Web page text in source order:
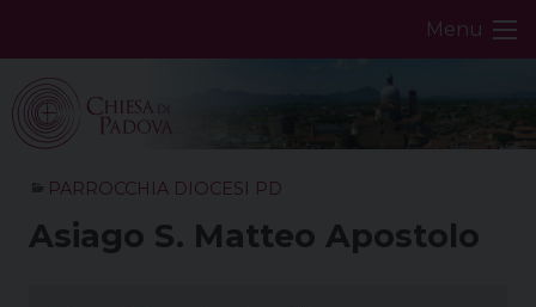
Menu
PARROCCHIA DIOCESI PD
Asiago S. Matteo Apostolo